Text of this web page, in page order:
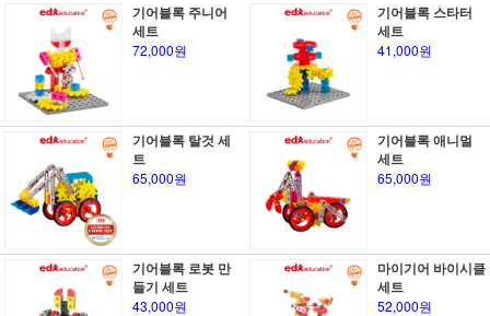
기어블록 주니어
세트
72,000원
기어블록 스타터
세트
41,000원
기어블록 탈것 세
트
65,000원
기어블록 애니멀
세트
65,000원
기어블록 로봇 만
들기 세트
43,000원
마이기어 바이시클
세트
52,000원